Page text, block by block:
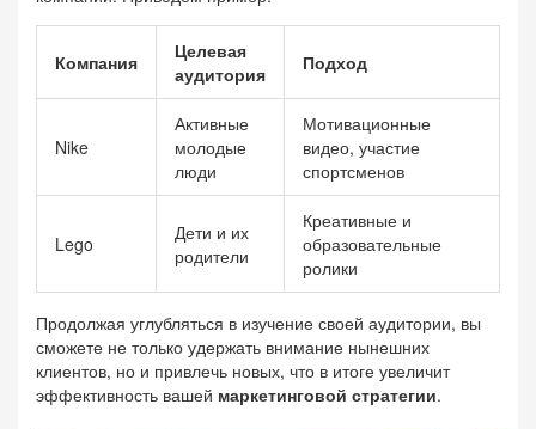
Компания
Целевая
аудитория
Подход
Nike
Активные
молодые
люди
Мотивационные
видео, участие
спортсменов
Lego
Дети и их
родители
Креативные и
образовательные
ролики
Продолжая углубляться в изучение своей аудитории, вы
сможете не только удержать внимание нынешних
клиентов, но и привлечь новых, что в итоге увеличит
эффективность вашей маркетинговой стратегии.